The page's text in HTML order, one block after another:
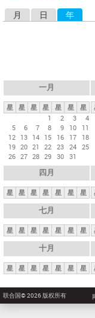
月 日 年
一月
星 星 星 星 星 星
星
1
2 3
4
5
6 7 8 9 10
11
12 13 14 15 16 17
18
19 20 21 22 23 24 25
26 27 28 29 30 31
四月
星 星 星 星 星 星 星
七月
星 星 星 星 星 星 星
十月
星 星 星 星 星 星 星
联合国© 2026 版权所有